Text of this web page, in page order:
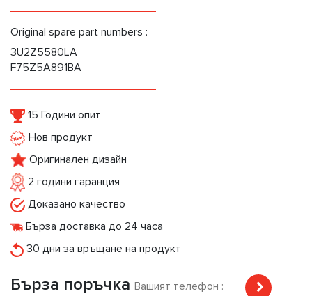
Original spare part numbers :
3U2Z5580LA
F75Z5A891BA
15 Години опит
Нов продукт
Оригинален дизайн
2 години гаранция
Доказано качество
Бърза доставка до 24 часа
30 дни за връщане на продукт
Бърза поръчка